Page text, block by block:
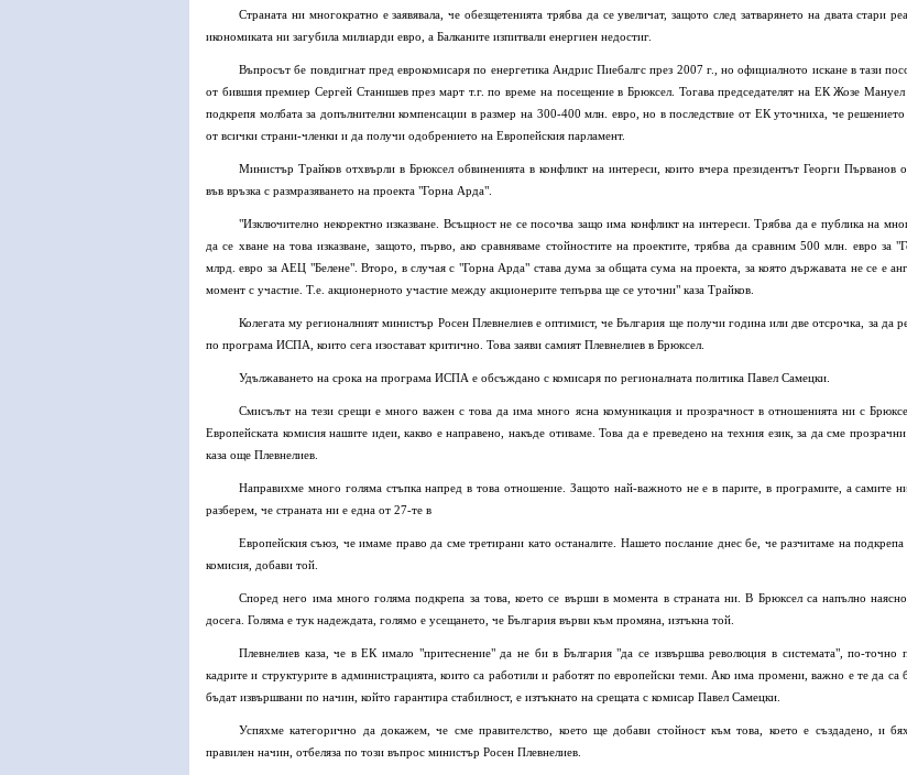
Страната ни многократно е заявявала, че обезщетенията трябва да се увеличат, защото след затварянето на двата стари
икономиката ни загубила милиарди евро, а Балканите изпитвали енергиен недостиг.
Въпросът бе повдигнат пред еврокомисаря по енергетика Андрис Пиебалгс през 2007 г., но официалното искане в тази
от бившия премиер Сергей Станишев през март т.г. по време на посещение в Брюксел. Тогава председателят на ЕК Жозе Мануел
подкрепя молбата за допълнителни компенсации в размер на 300-400 млн. евро, но в последствие от ЕК уточниха, че
от всички страни-членки и да получи одобрението на Европейския парламент.
Министър Трайков отхвърли в Брюксел обвиненията в конфликт на интереси, които вчера президентът Георги Първанов
във връзка с размразяването на проекта "Горна Арда".
"Изключително некоректно изказване. Всъщност не се посочва защо има конфликт на интереси. Трябва да е публика на
да се хване на това изказване, защото, първо, ако сравняваме стойностите на проектите, трябва да сравним 500 млн. евро за
млрд. евро за АЕЦ "Белене". Второ, в случая с "Горна Арда" става дума за общата сума на проекта, за която държавата не се е
момент с участие. Т.е. акционерното участие между акционерите тепърва ще се уточни" каза Трайков.
Колегата му регионалният министър Росен Плевнелиев е оптимист, че България ще получи година или две отсрочка, за да
по програма ИСПА, които сега изостават критично. Това заяви самият Плевнелиев в Брюксел.
Удължаването на срока на програма ИСПА е обсъждано с комисаря по регионалната политика Павел Самецки.
Смисълът на тези срещи е много важен с това да има много ясна комуникация и прозрачност в отношенията ни с
Европейската комисия нашите идеи, какво е направено, накъде отиваме. Това да е преведено на техния език, за да сме прозрачни
каза още Плевнелиев.
Направихме много голяма стъпка напред в това отношение. Защото най-важното не е в парите, в програмите, а самите
разберем, че страната ни е една от 27-те в
Европейския съюз, че имаме право да сме третирани като останалите. Нашето послание днес бе, че разчитаме на подкрепа
комисия, добави той.
Според него има много голяма подкрепа за това, което се върши в момента в страната ни. В Брюксел са напълно
досега. Голяма е тук надеждата, голямо е усещането, че България върви към промяна, изтъкна той.
Плевнелиев каза, че в ЕК имало "притеснение" да не би в България "да се извършва революция в системата", по-точно
кадрите и структурите в администрацията, които са работили и работят по европейски теми. Ако има промени, важно е те да са
бъдат извършвани по начин, който гарантира стабилност, е изтъкнато на срещата с комисар Павел Самецки.
Успяхме категорично да докажем, че сме правителство, което ще добави стойност към това, което е създадено, и
правилен начин, отбеляза по този въпрос министър Росен Плевнелиев.